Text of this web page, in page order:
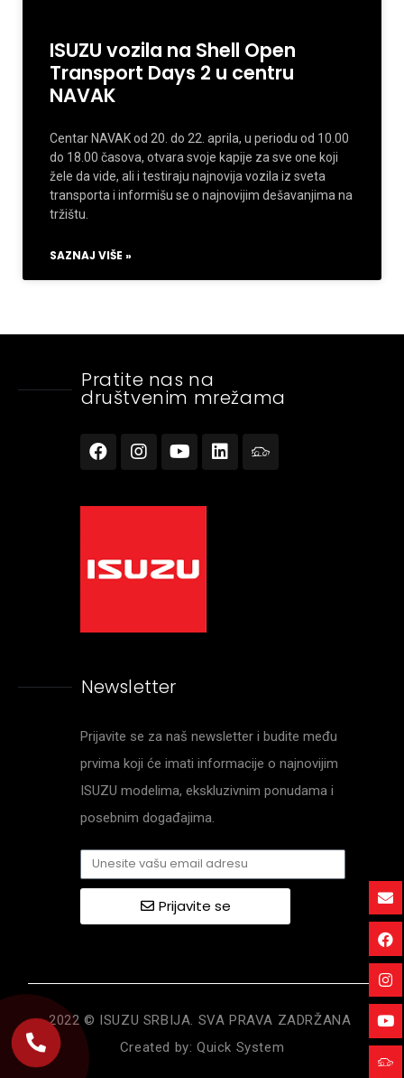
ISUZU vozila na Shell Open
Transport Days 2 u centru
NAVAK
Centar NAVAK od 20. do 22. aprila, u periodu od 10.00
do 18.00 časova, otvara svoje kapije za sve one koji
žele da vide, ali i testiraju najnovija vozila iz sveta
transporta i informišu se o najnovijim dešavanjima na
tržištu.
SAZNAJ VIŠE »
Pratite nas na
društvenim mrežama
Newsletter
Prijavite se za naš newsletter i budite među
prvima koji će imati informacije o najnovijim
ISUZU modelima, ekskluzivnim ponudama i
posebnim događajima.
Prijavite se
2022 © ISUZU SRBIJA. SVA PRAVA ZADRŽANA
Created by: Quick System